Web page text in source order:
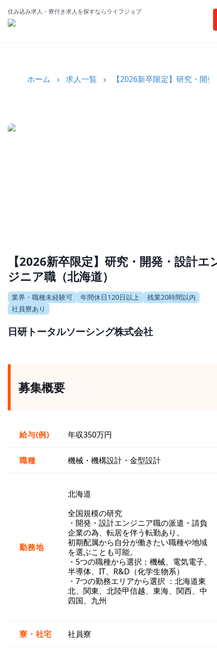
住み込み求人・寮付き求人を探すならライフジョブ
ホーム 求人一覧 【2026新卒限定】研究・開
【2026新卒限定】研究・開発・設計エ
ジニア職（北海道）
業界・職種未経験可 年間休日120日以上
残業20時間以内
社員寮あり
日研トータルソーシング株式会社
募集概要
給与(例) 年収350万円
職種 機械・機構設計・金型設計
勤務地
北海道
全国規模の研究
・開発・設計エンジニア職の派遣・請負
企業の為、転居を伴う転勤あり。
初期配属から自分が働きたい職種や地域
を選ぶことも可能。
・5つの職種から選択：機械、電気電子、
半導体、IT、R&D（化学生物系）
・7つの勤務エリアから選択 ：北海道東
北、関東、北陸甲信越、東海、関西、中
四国、九州
寮・社宅 社員寮